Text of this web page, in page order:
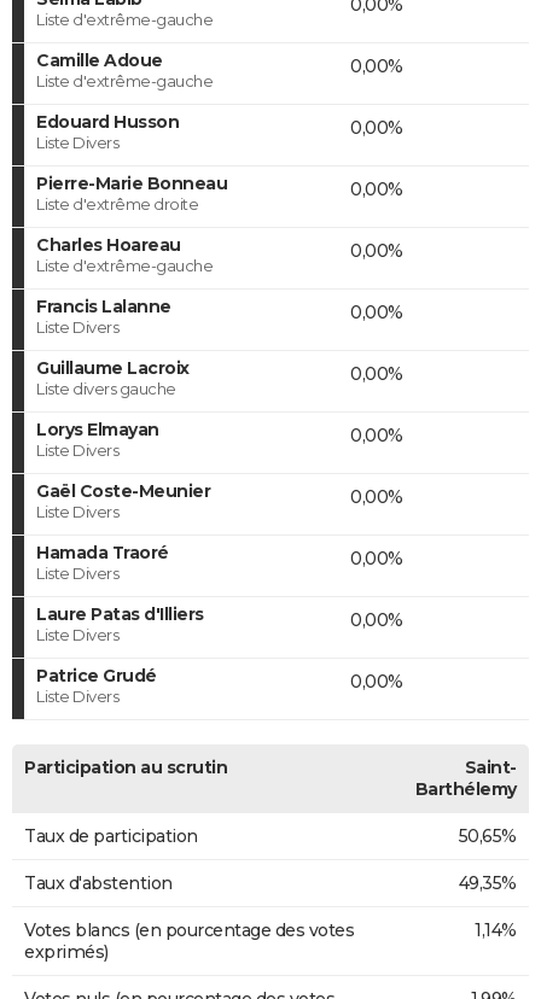
Liste d'extrême-gauche
0,00%
Camille Adoue
Liste d'extrême-gauche
0,00%
Edouard Husson
Liste Divers
0,00%
Pierre-Marie Bonneau
Liste d'extrême droite
0,00%
Charles Hoareau
Liste d'extrême-gauche
0,00%
Francis Lalanne
Liste Divers
0,00%
Guillaume Lacroix
Liste divers gauche
0,00%
Lorys Elmayan
Liste Divers
0,00%
Gaël Coste-Meunier
Liste Divers
0,00%
Hamada Traoré
Liste Divers
0,00%
Laure Patas d'Illiers
Liste Divers
0,00%
Patrice Grudé
Liste Divers
0,00%
Participation au scrutin
Saint-
Barthélemy
Taux de participation 50,65%
Taux d'abstention 49,35%
Votes blancs (en pourcentage des votes
exprimés)
1,14%